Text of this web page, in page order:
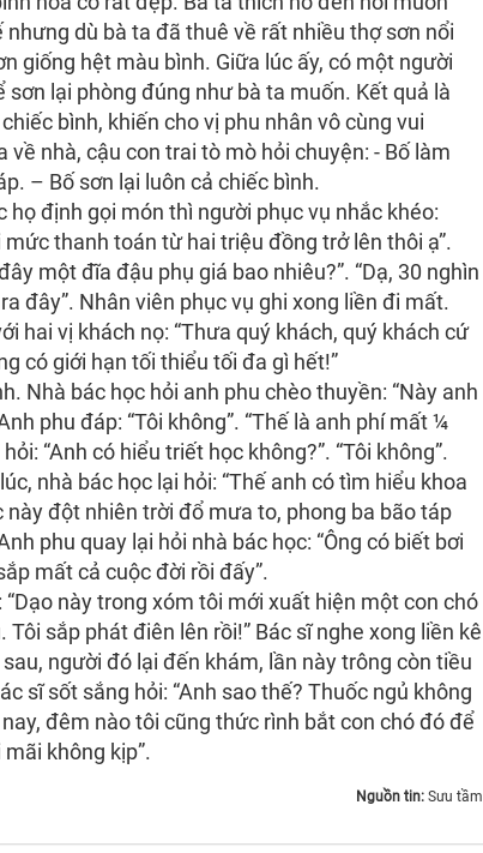
dù bà ta đã thuê về rất nhiều thợ sơn nổi
giống hệt màu bình. Giữa lúc ấy, có một người
lại phòng đúng như bà ta muốn. Kết quả là
bình, khiến cho vị phu nhân vô cùng vui
nhà, cậu con trai tò mò hỏi chuyện: - Bố làm
– Bố sơn lại luôn cả chiếc bình.
định gọi món thì người phục vụ nhắc khéo:
thanh toán từ hai triệu đồng trở lên thôi ạ”.
một đĩa đậu phụ giá bao nhiêu?”. “Dạ, 30 nghìn
đây”. Nhân viên phục vụ ghi xong liền đi mất.
hai vị khách nọ: “Thưa quý khách, quý khách cứ
có giới hạn tối thiểu tối đa gì hết!”
Nhà bác học hỏi anh phu chèo thuyền: “Này anh
phu đáp: “Tôi không”. “Thế là anh phí mất ¼
“Anh có hiểu triết học không?”. “Tôi không”.
nhà bác học lại hỏi: “Thế anh có tìm hiểu khoa
này đột nhiên trời đổ mưa to, phong ba bão táp
phu quay lại hỏi nhà bác học: “Ông có biết bơi
mất cả cuộc đời rồi đấy”.
này trong xóm tôi mới xuất hiện một con chó
sắp phát điên lên rồi!” Bác sĩ nghe xong liền kê
người đó lại đến khám, lần này trông còn tiều
sĩ sốt sắng hỏi: “Anh sao thế? Thuốc ngủ không
đêm nào tôi cũng thức rình bắt con chó đó để
không kịp”.
Nguồn tin: Sưu tầm